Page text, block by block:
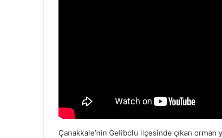
Çanakkale’nin Gelibolu ilçesinde çıkan orman